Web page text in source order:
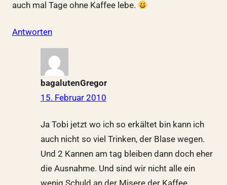
auch mal Tage ohne Kaffee lebe.
Antworten
bagalutenGregor
15. Februar 2010
Ja Tobi jetzt wo ich so erkältet bin kann ich
auch nicht so viel Trinken, der Blase wegen.
Und 2 Kannen am tag bleiben dann doch eher
die Ausnahme. Und sind wir nicht alle ein